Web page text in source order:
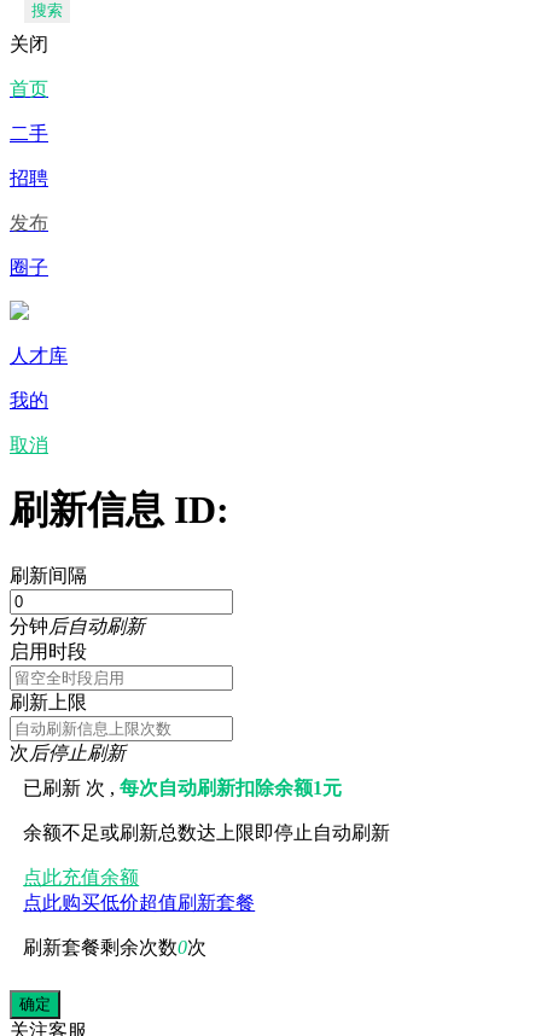
搜索
关闭
首页
二手
招聘
发布
圈子
人才库
我的
取消
刷新信息 ID:
刷新间隔
分钟后自动刷新
启用时段
刷新上限
次后停止刷新
已刷新 次 ,每次自动刷新扣除余额1元
余额不足或刷新总数达上限即停止自动刷新
点此充值余额
点此购买低价超值刷新套餐
刷新套餐剩余次数0次
关注客服